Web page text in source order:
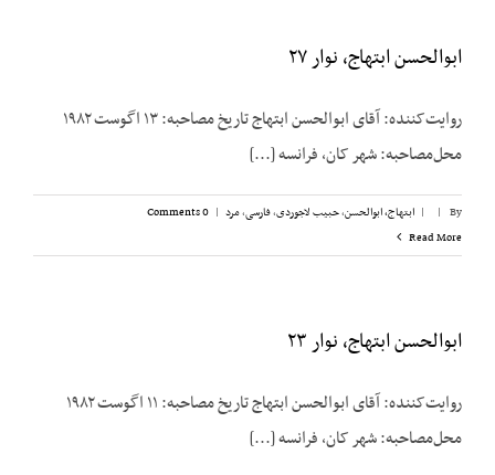
ابوالحسن ابتهاج، نوار ۲۷
روایت‌کننده: آقای ابوالحسن ابتهاج تاریخ مصاحبه: ۱۳ اگوست ۱۹۸۲
محل‌مصاحبه: شهر کان، فرانسه [...]
By
|
| ابتهاج، ابوالحسن,حبیب لاجوردی,فارسی,مرد |
0 Comments
Read More
ابوالحسن ابتهاج، نوار ۲۳
روایت‌کننده: آقای ابوالحسن ابتهاج تاریخ مصاحبه: ۱۱ اگوست ۱۹۸۲
محل‌مصاحبه: شهر کان، فرانسه [...]